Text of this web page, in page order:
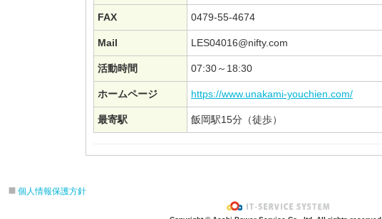
FAX 0479-55-4674
Mail LES04016@nifty.com
活動時間 07:30～18:30
ホームページ https://www.unakami-youchien.com/
最寄駅 飯岡駅15分（徒歩）
個人情報保護方針